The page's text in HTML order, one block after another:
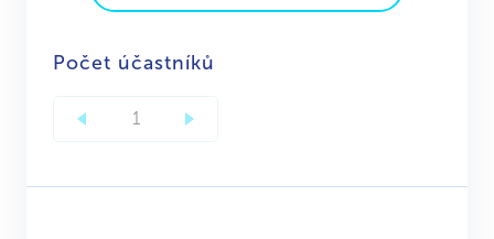
Počet účastníků